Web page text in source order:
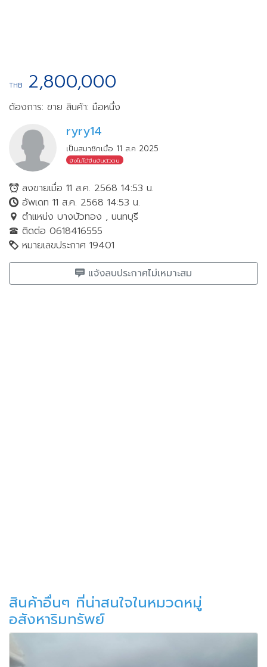
THB 2,800,000
ต้องการ: ขาย สินค้า: มือหนึ่ง
ryry14
เป็นสมาชิกเมื่อ 11 ส.ค 2025
ยังไม่ได้ยืนยันตัวตน
ลงขายเมื่อ 11 ส.ค. 2568 14:53 น.
อัพเดท 11 ส.ค. 2568 14:53 น.
ตำแหน่ง บางบัวทอง , นนทบุรี
ติดต่อ 0618416555
หมายเลขประกาศ 19401
แจ้งลบประกาศไม่เหมาะสม
สินค้าอื่นๆ ที่น่าสนใจในหมวดหมู่
อสังหาริมทรัพย์